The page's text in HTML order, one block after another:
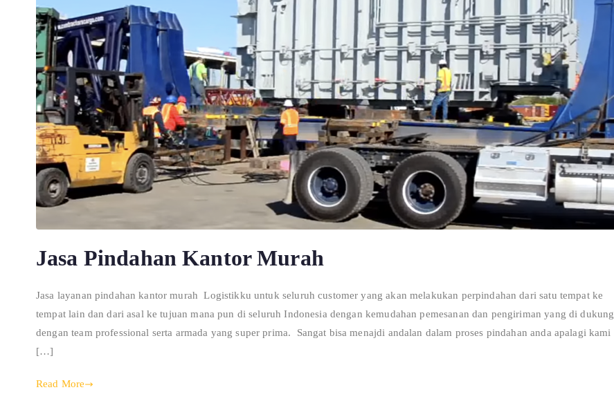
Jasa Pindahan Kantor Murah
Jasa layanan pindahan kantor murah Logistikku untuk seluruh customer yang akan melakukan perpindahan dari satu tempat ke
tempat lain dan dari asal ke tujuan mana pun di seluruh Indonesia dengan kemudahan pemesanan dan pengiriman yang di dukung
dengan team professional serta armada yang super prima. Sangat bisa menajdi andalan dalam proses pindahan anda apalagi kami
[…]
Read More